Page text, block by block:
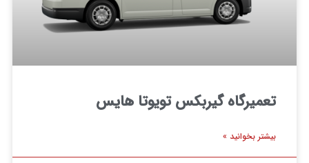
تعمیرگاه گیربکس تویوتا هایس
بیشتر بخوانید »